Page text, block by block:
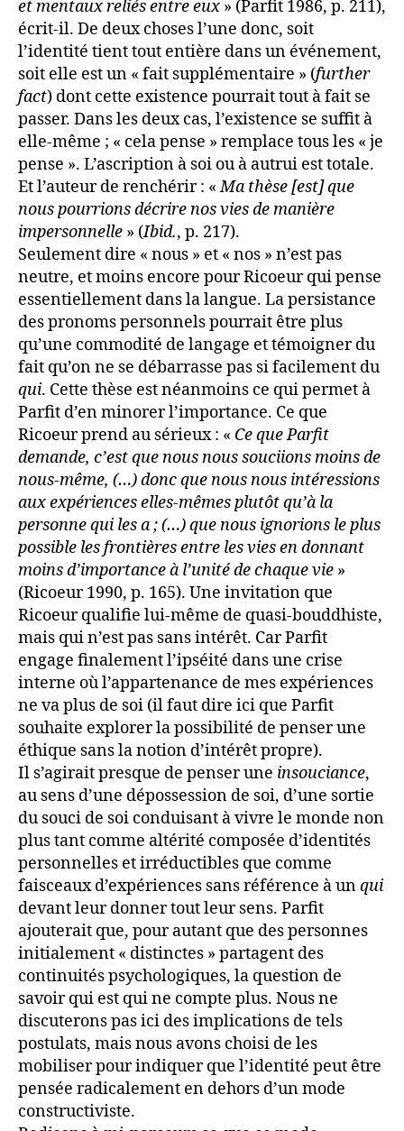
et mentaux reliés entre eux » (Parfit 1986, p. 211),
écrit-il. De deux choses l’une donc, soit
l’identité tient tout entière dans un événement,
soit elle est un « fait supplémentaire » (further
fact) dont cette existence pourrait tout à fait se
passer. Dans les deux cas, l’existence se suffit à
elle-même ; « cela pense » remplace tous les « je
pense ». L’ascription à soi ou à autrui est totale.
Et l’auteur de renchérir : «Ma thèse [est] que
nous pourrions décrire nos vies de manière
impersonnelle » (Ibid., p. 217).
Seulement dire « nous » et « nos » n’est pas
neutre, et moins encore pour Ricoeur qui pense
essentiellement dans la langue. La persistance
des pronoms personnels pourrait être plus
qu’une commodité de langage et témoigner du
fait qu’on ne se débarrasse pas si facilement du
qui. Cette thèse est néanmoins ce qui permet à
Parfit d’en minorer l’importance. Ce que
Ricoeur prend au sérieux : « Ce que Parfit
demande, c’est que nous nous souciions moins de
nous-même, (…) donc que nous nous intéressions
aux expériences elles-mêmes plutôt qu’à la
personne qui les a ; (…) que nous ignorions le plus
possible les frontières entre les vies en donnant
moins d’importance à l’unité de chaque vie »
(Ricoeur 1990, p. 165). Une invitation que
Ricoeur qualifie lui-même de quasi-bouddhiste,
mais qui n’est pas sans intérêt. Car Parfit
engage finalement l’ipséité dans une crise
interne où l’appartenance de mes expériences
ne va plus de soi (il faut dire ici que Parfit
souhaite explorer la possibilité de penser une
éthique sans la notion d’intérêt propre).
Il s’agirait presque de penser une insouciance,
au sens d’une dépossession de soi, d’une sortie
du souci de soi conduisant à vivre le monde non
plus tant comme altérité composée d’identités
personnelles et irréductibles que comme
faisceaux d’expériences sans référence à unqui
devant leur donner tout leur sens. Parfit
ajouterait que, pour autant que des personnes
initialement « distinctes » partagent des
continuités psychologiques, la question de
savoir qui est qui ne compte plus. Nous ne
discuterons pas ici des implications de tels
postulats, mais nous avons choisi de les
mobiliser pour indiquer que l’identité peut être
pensée radicalement en dehors d’un mode
constructiviste.